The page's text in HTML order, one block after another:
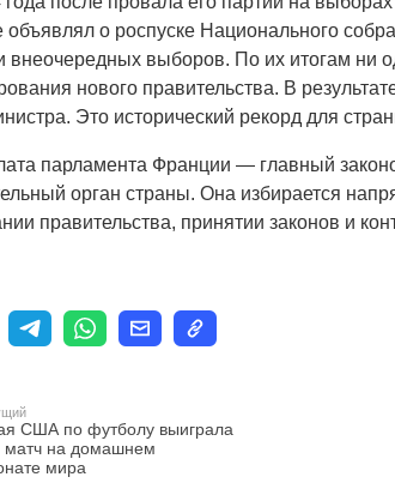
объявлял о роспуске Национального
внеочередных выборов. По их итогам ни
нового правительства. В
Это исторический рекорд для
парламента Франции — главный
орган страны. Она избирается
правительства, принятии законов и
США по футболу выиграла
матч на домашнем
мира